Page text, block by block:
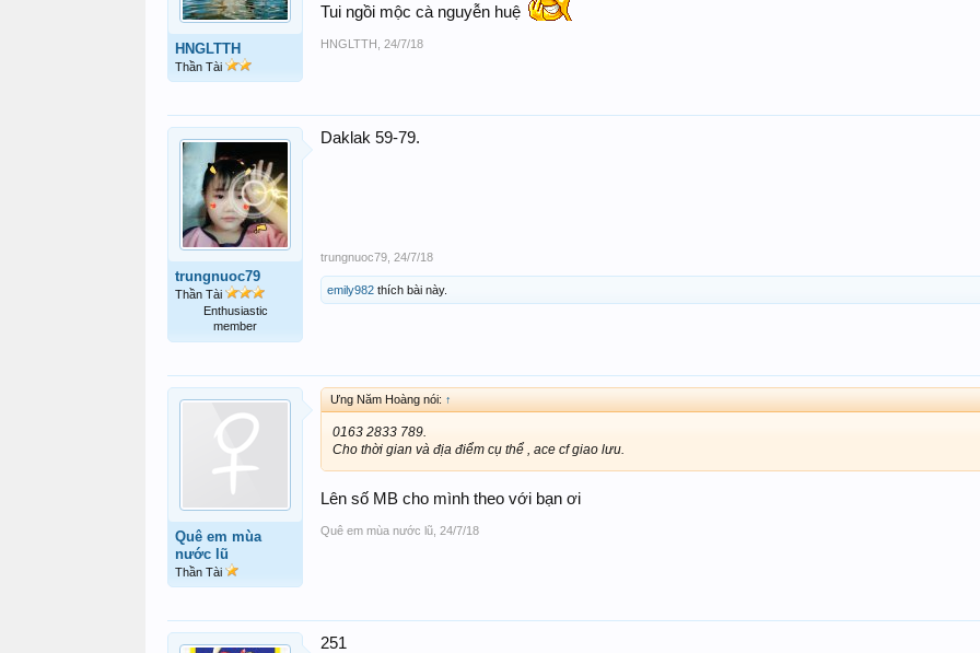
HNGLTTH
Thần Tài
Tui ngồi mộc cà nguyễn huệ
HNGLTTH 24/7/18
trungnuoc79
Thần Tài
Enthusiastic
member
Daklak 59-79.
trungnuoc79 24/7/18
emily982 thích bài này.
Quê em mùa
nước lũ
Thần Tài
Ưng Năm Hoàng nói: ↑
0163 2833 789.
Cho thời gian và địa điểm cụ thể , ace cf giao lưu.
Lên số MB cho mình theo với bạn ơi
Quê em mùa nước lũ 24/7/18
251